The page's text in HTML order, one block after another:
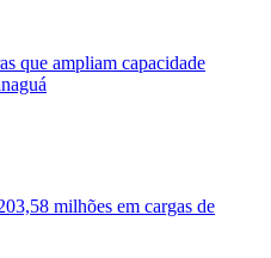
que ampliam capacidade
milhões em cargas de